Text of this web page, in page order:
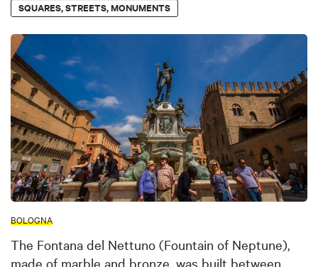
SQUARES, STREETS, MONUMENTS
BOLOGNA
The Fontana del Nettuno (Fountain of Neptune),
made of marble and bronze, was built between